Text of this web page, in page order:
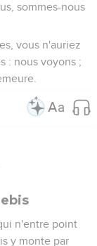
sommes-nous
vous n'auriez
: nous voyons ;
n'entre point
y monte par